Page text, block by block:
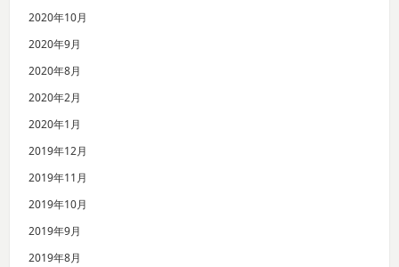
2020年10月
2020年9月
2020年8月
2020年2月
2020年1月
2019年12月
2019年11月
2019年10月
2019年9月
2019年8月